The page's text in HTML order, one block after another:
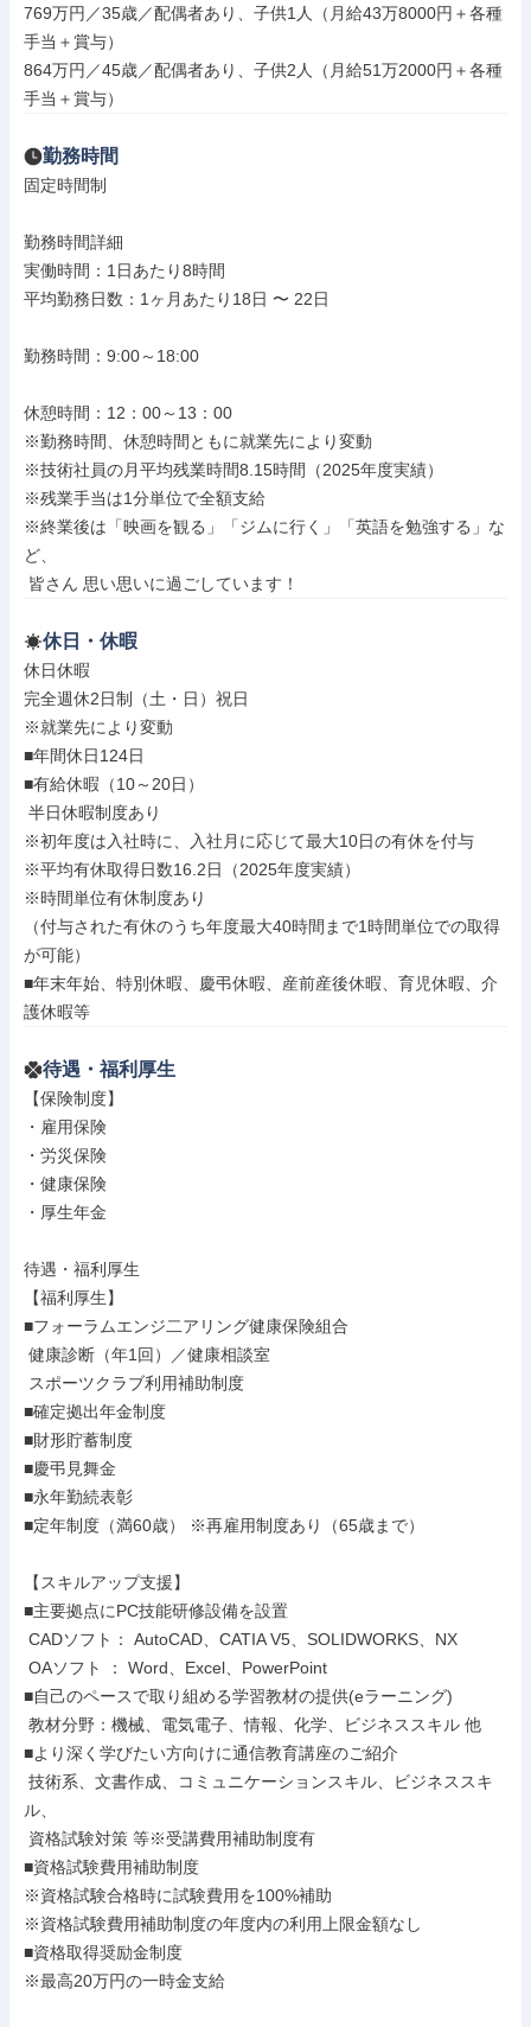
769万円／35歳／配偶者あり、子供1人（月給43万8000円＋各種
手当＋賞与）
864万円／45歳／配偶者あり、子供2人（月給51万2000円＋各種
手当＋賞与）
勤務時間
固定時間制
勤務時間詳細
実働時間：1日あたり8時間
平均勤務日数：1ヶ月あたり18日 〜 22日
勤務時間：9:00～18:00
休憩時間：12：00～13：00
※勤務時間、休憩時間ともに就業先により変動
※技術社員の月平均残業時間8.15時間（2025年度実績）
※残業手当は1分単位で全額支給
※終業後は「映画を観る」「ジムに行く」「英語を勉強する」な
ど、
皆さん 思い思いに過ごしています！
休日・休暇
休日休暇
完全週休2日制（土・日）祝日
※就業先により変動
■年間休日124日
■有給休暇（10～20日）
※初年度は入社時に、入社月に応じて最大10日の有休を付与
※平均有休取得日数16.2日（2025年度実績）
※時間単位有休制度あり
（付与された有休のうち年度最大40時間まで1時間単位での取得
が可能）
■年末年始、特別休暇、慶弔休暇、産前産後休暇、育児休暇、介
護休暇等
待遇・福利厚生
【保険制度】
・雇用保険
・労災保険
・健康保険
・厚生年金
待遇・福利厚生
【福利厚生】
■フォーラムエンジ二アリング健康保険組合
■確定拠出年金制度
■財形貯蓄制度
■慶弔見舞金
■永年勤続表彰
■定年制度（満60歳） ※再雇用制度あり（65歳まで）
【スキルアップ支援】
■主要拠点にPC技能研修設備を設置
■自己のペースで取り組める学習教材の提供(eラーニング)
■より深く学びたい方向けに通信教育講座のご紹介
ル、
■資格試験費用補助制度
※資格試験合格時に試験費用を100%補助
※資格試験費用補助制度の年度内の利用上限金額なし
■資格取得奨励金制度
※最高20万円の一時金支給